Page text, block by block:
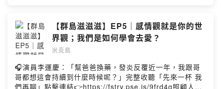
滋⚡滋滋滋⚡Powered by Firstory Hosting
是一段小時候的合唱記憶，讓人想起被聲音包圍的感覺；
還可能是一首好多年沒聽的歌，突然把人帶回某段曖昧、
心動、臉紅心跳的時期。這一集，我們從 Letitia 的二胡演
出聊起，聊到小時候學音樂的經驗、手與樂器之間的糾
結、爵士樂帶來的身體感，還有那些一播放就會打開記憶
開關的歌曲。原來音樂不只是背景音。它會留下痕跡，也
會在某一天，突然把以前的自己叫回來。-------------------
【群島滋滋滋】EP5｜感情觀就是你的世
界觀；我們是如何學會去愛？
米克島
🎧演員李運慶：「幫爸爸換藥，發炎反覆近一年，我跟哥
哥都想這會持續到什麼時候呢？」完整收聽「先來一杯 我
們再聊」點擊連結👉https://fstry.pse.is/9frd4g照顧人生